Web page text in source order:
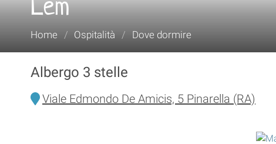
Lem
Tu
Home / Ospitalità / Dove dormire
Albergo 3 stelle
Viale Edmondo De Amicis, 5 Pinarella (RA)